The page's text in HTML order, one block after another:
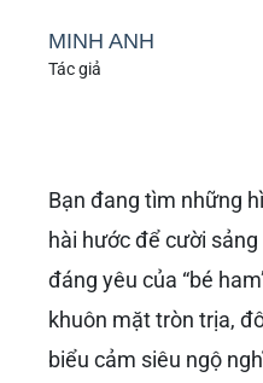
MINH ANH
Tác giả
Bạn đang tìm những
hài hước để cười
đáng yêu của “bé
khuôn mặt tròn trịa,
biểu cảm siêu ngộ